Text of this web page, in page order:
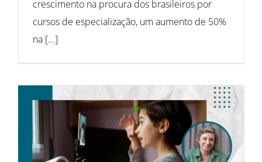
crescimento na procura dos brasileiros por
cursos de especialização, um aumento de 50%
na [...]